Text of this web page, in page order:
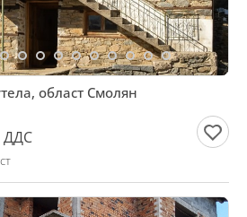
област Смолян
ДДС